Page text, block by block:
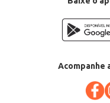
Acompanhe